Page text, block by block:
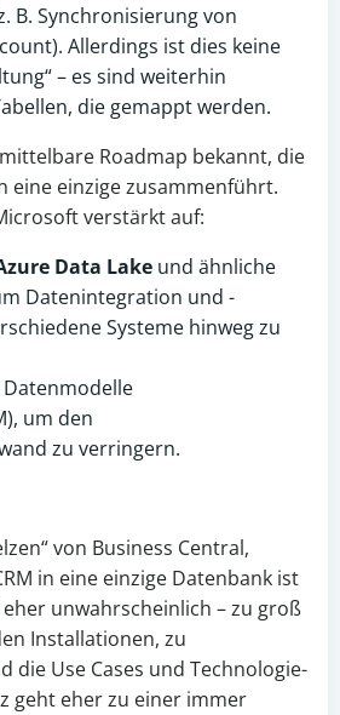
B. Synchronisierung von
Allerdings ist dies keine
– es sind weiterhin
die gemappt werden.
Roadmap bekannt, die
eine einzige zusammenführt.
verstärkt auf:
Data Lake und ähnliche
Datenintegration und -
Systeme hinweg zu
um den
zu verringern.
von Business Central,
in eine einzige Datenbank ist
unwahrscheinlich – zu groß
Installationen, zu
die Use Cases und Technologie-
geht eher zu einer immer